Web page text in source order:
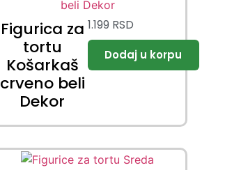
Figurica za
tortu
Košarkaš
crveno beli
Dekor
1.199 RSD